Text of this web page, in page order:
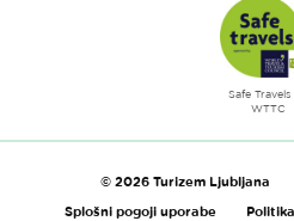
Safe Travels
WTTC
© 2026 Turizem Ljubljana
Splošni pogoji uporabe